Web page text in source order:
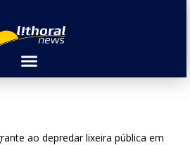
ao depredar lixeira pública em